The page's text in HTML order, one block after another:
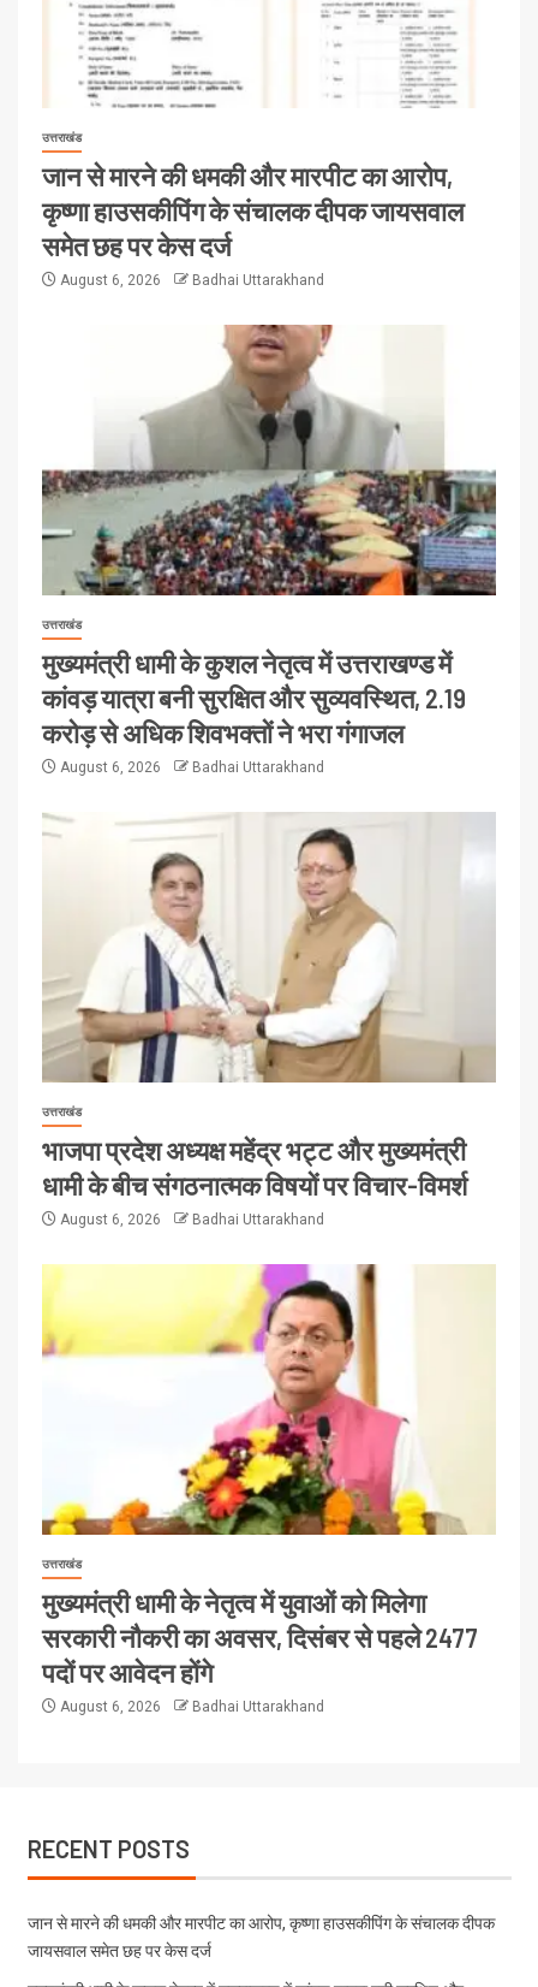
उत्तराखंड
जान से मारने की धमकी और मारपीट का आरोप,
कृष्णा हाउसकीपिंग के संचालक दीपक जायसवाल
समेत छह पर केस दर्ज
August 6, 2026 Badhai Uttarakhand
उत्तराखंड
मुख्यमंत्री धामी के कुशल नेतृत्व में उत्तराखण्ड में
कांवड़ यात्रा बनी सुरक्षित और सुव्यवस्थित, 2.19
करोड़ से अधिक शिवभक्तों ने भरा गंगाजल
August 6, 2026 Badhai Uttarakhand
उत्तराखंड
भाजपा प्रदेश अध्यक्ष महेंद्र भट्ट और मुख्यमंत्री
धामी के बीच संगठनात्मक विषयों पर विचार-विमर्श
August 6, 2026 Badhai Uttarakhand
उत्तराखंड
मुख्यमंत्री धामी के नेतृत्व में युवाओं को मिलेगा
सरकारी नौकरी का अवसर, दिसंबर से पहले 2477
पदों पर आवेदन होंगे
August 6, 2026 Badhai Uttarakhand
RECENT POSTS
जान से मारने की धमकी और मारपीट का आरोप, कृष्णा हाउसकीपिंग के संचालक दीपक
जायसवाल समेत छह पर केस दर्ज